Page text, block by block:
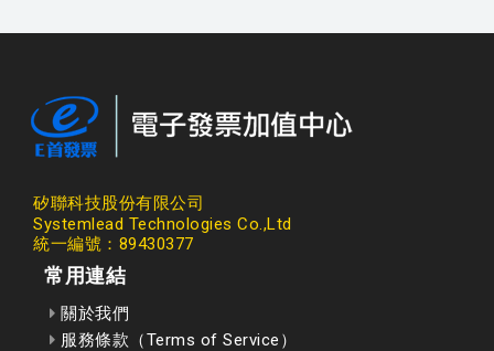
矽聯科技股份有限公司
Systemlead Technologies Co.,Ltd
統一編號：89430377
常用連結
關於我們
服務條款（Terms of Service）